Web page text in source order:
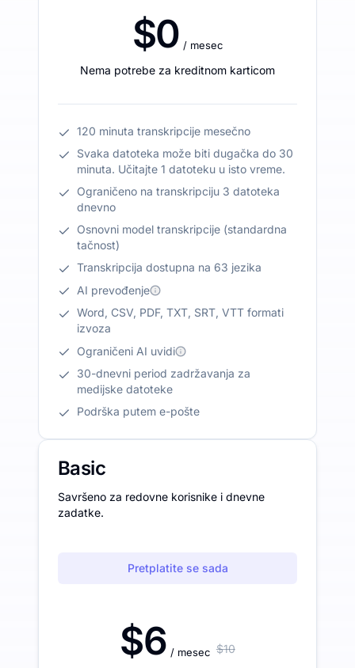
$0 / mesec
Nema potrebe za kreditnom karticom
120 minuta transkripcije mesečno
Svaka datoteka može biti dugačka do 30
minuta. Učitajte 1 datoteku u isto vreme.
Ograničeno na transkripciju 3 datoteka
dnevno
Osnovni model transkripcije (standardna
tačnost)
Transkripcija dostupna na 63 jezika
AI prevođenje
Word, CSV, PDF, TXT, SRT, VTT formati
izvoza
Ograničeni AI uvidi
30-dnevni period zadržavanja za
medijske datoteke
Podrška putem e-pošte
Basic
Savršeno za redovne korisnike i dnevne
zadatke.
Pretplatite se sada
$6 / mesec $10